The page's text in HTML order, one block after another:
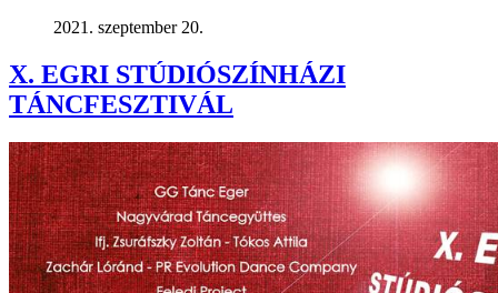
2021. szeptember 20.
X. EGRI STÚDIÓSZÍNHÁZI
TÁNCFESZTIVÁL